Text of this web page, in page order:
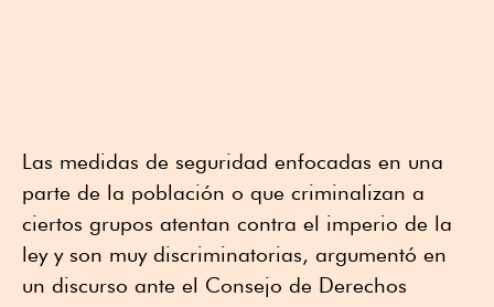
Las medidas de seguridad enfocadas en una
parte de la población o que criminalizan a
ciertos grupos atentan contra el imperio de la
ley y son muy discriminatorias, argumentó en
un discurso ante el Consejo de Derechos